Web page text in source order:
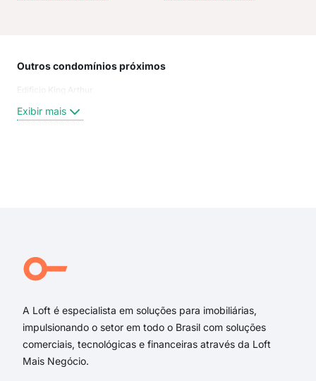
Outros condomínios próximos
Edificio King Arthur
Exibir mais
A Loft é especialista em soluções para imobiliárias,
impulsionando o setor em todo o Brasil com soluções
comerciais, tecnológicas e financeiras através da Loft
Mais Negócio.